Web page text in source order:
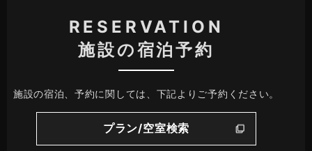
RESERVATION
施設の宿泊予約
施設の宿泊、予約に関しては、下記よりご予約ください。
プラン/空室検索